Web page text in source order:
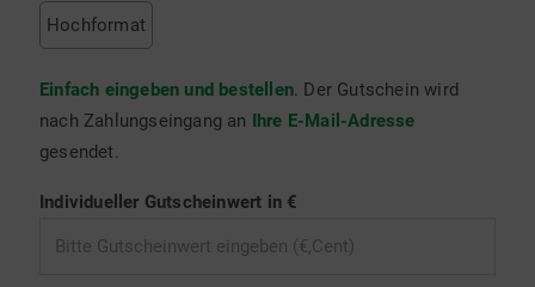
Hochformat
Einfach eingeben und bestellen . Der Gutschein wird
nach Zahlungseingang an Ihre E-Mail-Adresse
gesendet.
Individueller Gutscheinwert in €